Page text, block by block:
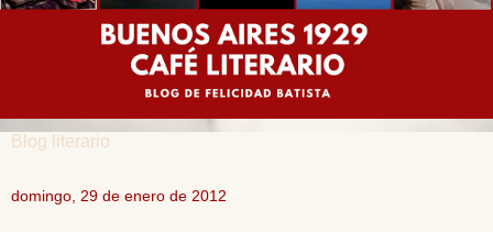
Blog literario
domingo, 29 de enero de 2012